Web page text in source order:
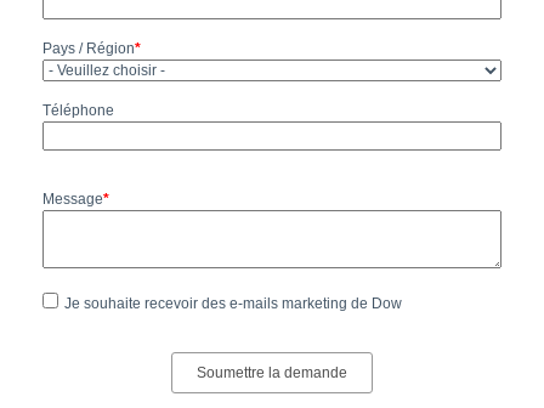
Pays / Région*
Téléphone
Message*
Je souhaite recevoir des e-mails marketing de Dow